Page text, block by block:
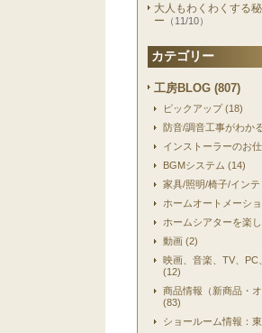
大人もわくわくする
ー （11/10）
カテゴリー
工房BLOG (807)
ピックアップ (18)
防音/調音工事がわか
インストーラーのお
BGMシステム (14)
家具/照明/椅子/イン
ホームオートメーシ
ホームシアターを楽
動画 (2)
映画、音楽、TV、PC
(12)
商品情報（新商品・オ
(83)
ショールーム情報：